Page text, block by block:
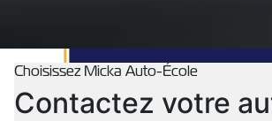
Choisissez Micka Auto-École
Contactez votre